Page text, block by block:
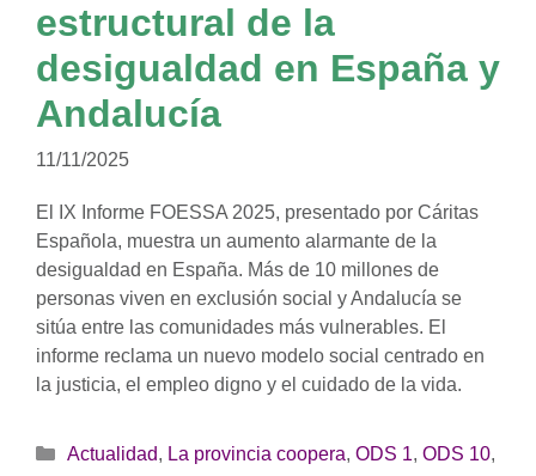
estructural de la
desigualdad en España y
Andalucía
11/11/2025
El IX Informe FOESSA 2025, presentado por Cáritas
Española, muestra un aumento alarmante de la
desigualdad en España. Más de 10 millones de
personas viven en exclusión social y Andalucía se
sitúa entre las comunidades más vulnerables. El
informe reclama un nuevo modelo social centrado en
la justicia, el empleo digno y el cuidado de la vida.
Categorías
Actualidad, La provincia coopera, ODS 1, ODS 10,